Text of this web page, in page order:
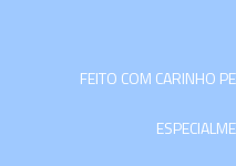
FEITO COM CARINHO